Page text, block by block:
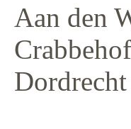
Aan den
Dordrecht